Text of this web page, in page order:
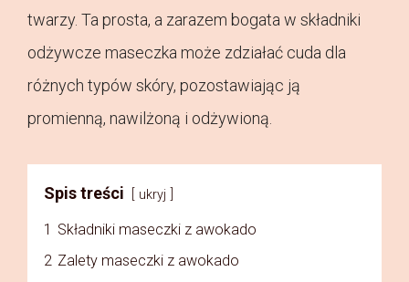
twarzy. Ta prosta, a zarazem bogata w składniki
odżywcze maseczka może zdziałać cuda dla
różnych typów skóry, pozostawiając ją
promienną, nawilżoną i odżywioną.
Spis treści ukryj
1 Składniki maseczki z awokado
2 Zalety maseczki z awokado